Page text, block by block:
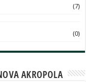
(7)
(0)
AKROPOLA